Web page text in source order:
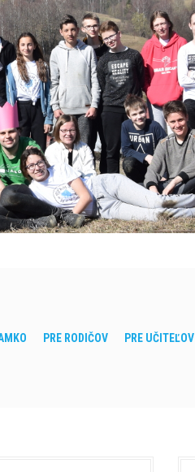
PRE RODIČOV PRE UČITEĽOV